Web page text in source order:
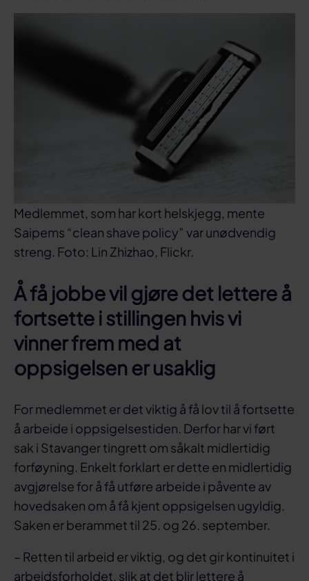
Medlemmet, som har kort helskjegg, mente
Saipems “clean shave policy” var unødvendig
streng. Foto: Lin Zhizhao, Flickr.
Å få jobbe vil gjøre det lettere å
fortsette i stillingen hvis vi
vinner frem med at
oppsigelsen er usaklig
For medlemmet er det viktig å få lov til å fortsette
å arbeide i oppsigelsestiden. Derfor har vi ført
sak i Stavanger tingrett om såkalt midlertidig
forføyning. Enkelt forklart er dette en midlertidig
avgjørelse for å få utføre arbeide i påvente av
hovedsaken om å få kjent oppsigelsen ugyldig.
Saken er berammet til 25. og 26. september.
– Retten til arbeid er viktig, og det gir kontinuitet i
arbeidsforholdet, slik at det blir lettere å